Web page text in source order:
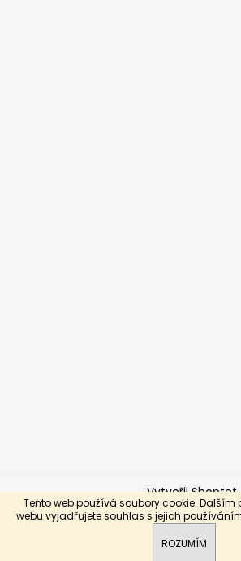
Tento web používá soubory cookie.
webu vyjadřujete souhlas s jejich
ROZUMÍM
Vytvořil Shoptet
Copyright 2026Brabo-hokej.cz.